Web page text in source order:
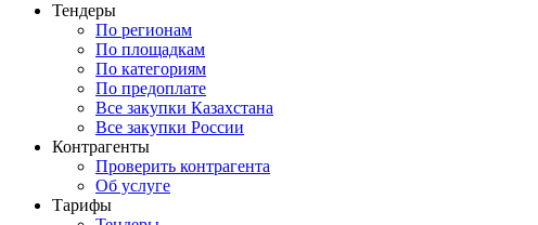
Тендеры
По регионам
По площадкам
По категориям
По предоплате
Все закупки Казахстана
Все закупки России
Контрагенты
Проверить контрагента
Об услуге
Тарифы